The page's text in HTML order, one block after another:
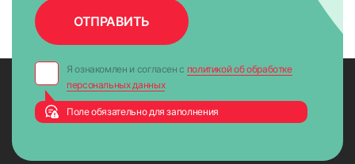
Я ознакомлен и согласен с политикой об обработке
персональных данных
Поле обязательно для заполнения